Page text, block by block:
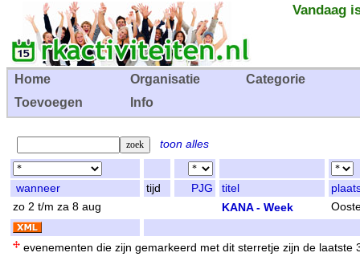
Vandaag
Home Organisatie
Categorie
Toevoegen
Info
toon alles
wanneer tijd PJG titel
zo 2 t/m za 8 aug
KANA - Week
evenementen die zijn gemarkeerd met dit sterretje zijn de laatste